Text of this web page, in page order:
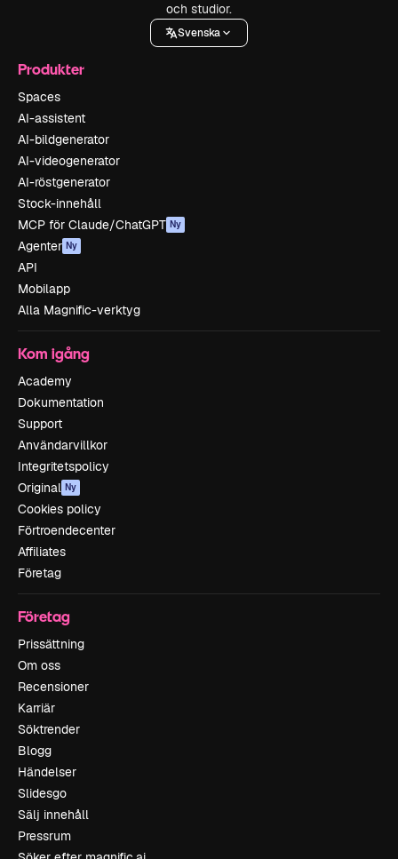
och studior.
Svenska
Produkter
Spaces
AI-assistent
AI-bildgenerator
AI-videogenerator
AI-röstgenerator
Stock-innehåll
MCP för Claude/ChatGPT Ny
Agenter Ny
API
Mobilapp
Alla Magnific-verktyg
Kom igång
Academy
Dokumentation
Support
Användarvillkor
Integritetspolicy
Original Ny
Cookies policy
Förtroendecenter
Affiliates
Företag
Företag
Prissättning
Om oss
Recensioner
Karriär
Söktrender
Blogg
Händelser
Slidesgo
Sälj innehåll
Pressrum